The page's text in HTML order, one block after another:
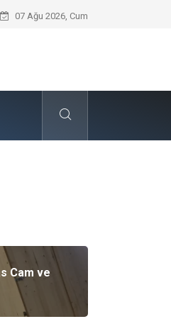
İnternetten Kıyafet Alırken Beden
07 Ağu 2026, Cum
Cam ve